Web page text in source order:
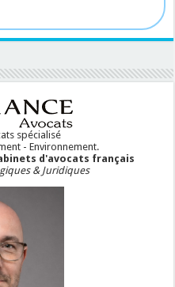
spécialisé
- Environnement.
d'avocats français
& Juridiques